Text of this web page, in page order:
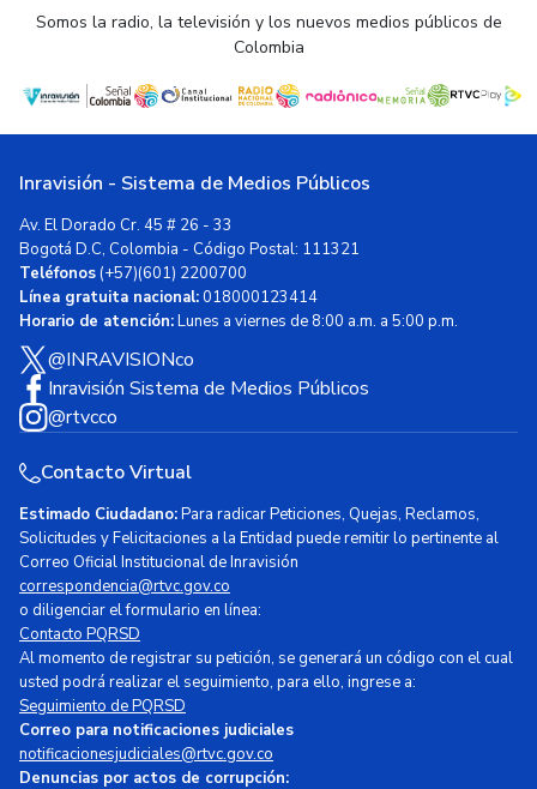
Somos la radio, la televisión y los nuevos medios públicos de
Colombia
Inravisión - Sistema de Medios Públicos
Av. El Dorado Cr. 45 # 26 - 33
Bogotá D.C, Colombia - Código Postal: 111321
Teléfonos(+57)(601) 2200700
Línea gratuita nacional:018000123414
Horario de atención:Lunes a viernes de 8:00 a.m. a 5:00 p.m.
@INRAVISIONco
Inravisión Sistema de Medios Públicos
@rtvcco
Contacto Virtual
Estimado Ciudadano:Para radicar Peticiones, Quejas, Reclamos,
Solicitudes y Felicitaciones a la Entidad puede remitir lo pertinente al
Correo Oficial Institucional de Inravisión
correspondencia@rtvc.gov.co
o diligenciar el formulario en línea:
Contacto PQRSD
Al momento de registrar su petición, se generará un código con el cual
usted podrá realizar el seguimiento, para ello, ingrese a:
Seguimiento de PQRSD
Correo para notificaciones judiciales
notificacionesjudiciales@rtvc.gov.co
Denuncias por actos de corrupción: